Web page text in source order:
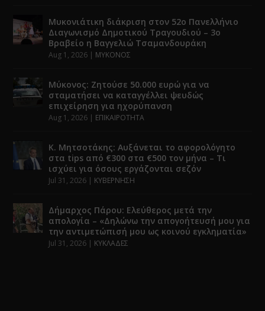
Μυκονιάτικη διάκριση στον 52ο Πανελλήνιο
Διαγωνισμό Δημοτικού Τραγουδιού – 3ο
Βραβείο η Βαγγελιώ Τσαμανδουράκη
Aug 1, 2026 | ΜΥΚΟΝΟΣ
Μύκονος: Ζητούσε 50.000 ευρώ για να
σταματήσει να καταγγέλλει ψευδώς
επιχείρηση για ηχορύπανση
Aug 1, 2026 | ΕΠΙΚΑΙΡΟΤΗΤΑ
Κ. Μητσοτάκης: Αυξάνεται το αφορολόγητο
στα tips από €300 στα €500 τον μήνα – Τι
ισχύει για όσους εργάζονται σεζόν
Jul 31, 2026 | ΚΥΒΕΡΝΗΣΗ
Δήμαρχος Πάρου: Ελεύθερος μετά την
απολογία – «Δηλώνω την απογοήτευσή μου για
την αντιμετώπισή μου ως κοινού εγκληματία»
Jul 31, 2026 | ΚΥΚΛΑΔΕΣ